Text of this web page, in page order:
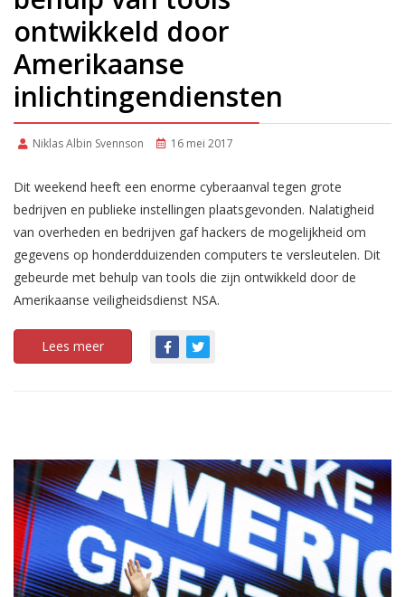
ontwikkeld door
Amerikaanse
inlichtingendiensten
Niklas Albin Svennson 16 mei 2017
Dit weekend heeft een enorme cyberaanval tegen grote
bedrijven en publieke instellingen plaatsgevonden. Nalatigheid
van overheden en bedrijven gaf hackers de mogelijkheid om
gegevens op honderdduizenden computers te versleutelen. Dit
gebeurde met behulp van tools die zijn ontwikkeld door de
Amerikaanse veiligheidsdienst NSA.
Lees meer